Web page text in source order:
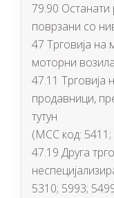
79.90 Останати
поврзани со
47 Трговија на
моторни
47.11 Трговија
продавници,
тутун
(МСС код: 5411;
47.19 Друга
5310; 5993;